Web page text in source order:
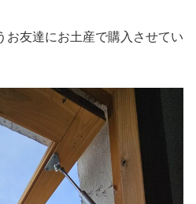
お友達にお土産で購入させてい